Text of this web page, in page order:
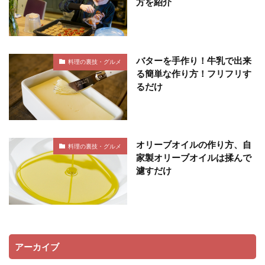
料理の裏技・グルメ
バターを手作り！牛乳で出来
る簡単な作り方！フリフリす
るだけ
料理の裏技・グルメ
オリーブオイルの作り方、自
家製オリーブオイルは揉んで
濾すだけ
アーカイブ